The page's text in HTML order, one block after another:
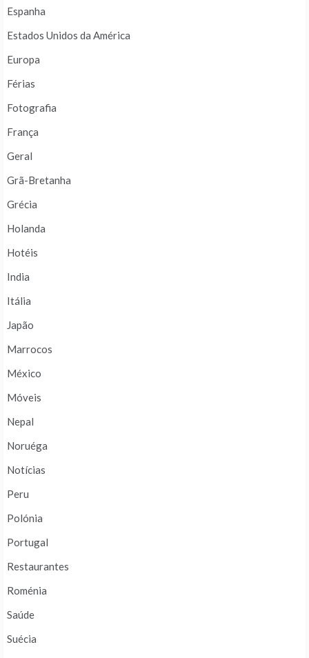
Espanha
Estados Unidos da América
Europa
Férias
Fotografia
França
Geral
Grã-Bretanha
Grécia
Holanda
Hotéis
India
Itália
Japão
Marrocos
México
Móveis
Nepal
Noruéga
Notícias
Peru
Polónia
Portugal
Restaurantes
Roménia
Saúde
Suécia